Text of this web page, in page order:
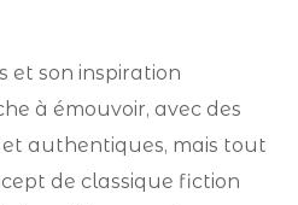
et son inspiration
à émouvoir, avec des
authentiques, mais tout
de classique fiction